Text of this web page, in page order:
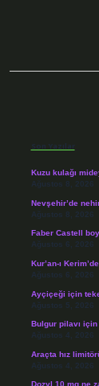
Son Yazılar
Kuzu kulağı
Ağustos 8, 2026
Nevşehir’de
Ağustos 8, 2026
Faber Castell
Ağustos 6, 2026
Kur’an-ı
Ağustos 6, 2026
Ayçiçeği için
Ağustos 5, 2026
Bulgur pilavı
Ağustos 4, 2026
Araçta hız
Ağustos 4, 2026